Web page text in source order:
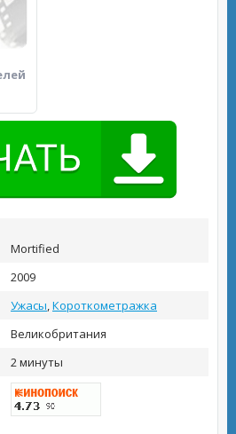
Mortified
2009
Ужасы,Короткометражка
Великобритания
2 минуты